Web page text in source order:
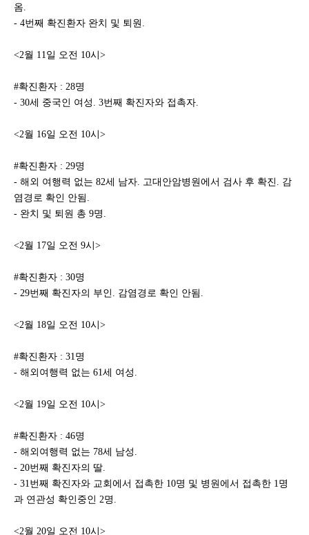
옴.
- 4번째 확진환자 완치 및 퇴원.
<2월 11일 오전 10시>
#확진환자 : 28명
- 30세 중국인 여성. 3번째 확진자와 접촉자.
<2월 16일 오전 10시>
#확진환자 : 29명
- 해외 여행력 없는 82세 남자. 고대안암병원에서 검사 후 확진. 감
염경로 확인 안됨.
- 완치 및 퇴원 총 9명.
<2월 17일 오전 9시>
#확진환자 : 30명
- 29번째 확진자의 부인. 감염경로 확인 안됨.
<2월 18일 오전 10시>
#확진환자 : 31명
- 해외여행력 없는 61세 여성.
<2월 19일 오전 10시>
#확진환자 : 46명
- 해외여행력 없는 78세 남성.
- 20번째 확진자의 딸.
- 31번째 확진자와 교회에서 접촉한 10명 및 병원에서 접촉한 1명
과 연관성 확인중인 2명.
<2월 20일 오전 10시>